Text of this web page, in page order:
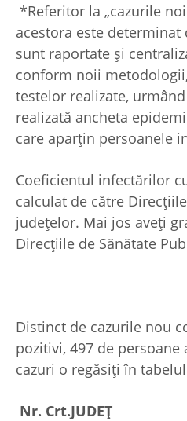
*Referitor la „cazurile
acestora este
sunt raportate și
conform noii
testelor realizate,
realizată ancheta
care aparțin persoanele
Coeficientul infectărilor
calculat de către
județelor. Mai jos aveți
Direcțiile de Sănătate
Distinct de cazurile nou
pozitivi, 497 de
cazuri o regăsiți în
Nr. Crt.JUDEȚ